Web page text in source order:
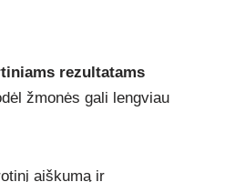
rezultatams
žmonės gali lengviau
aiškumą ir